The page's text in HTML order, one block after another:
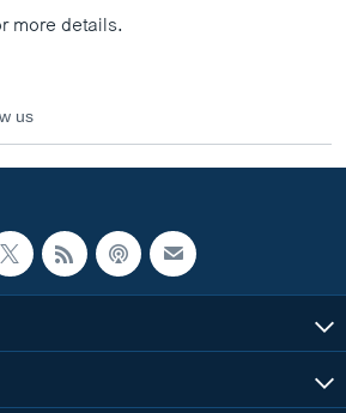
more details.
us